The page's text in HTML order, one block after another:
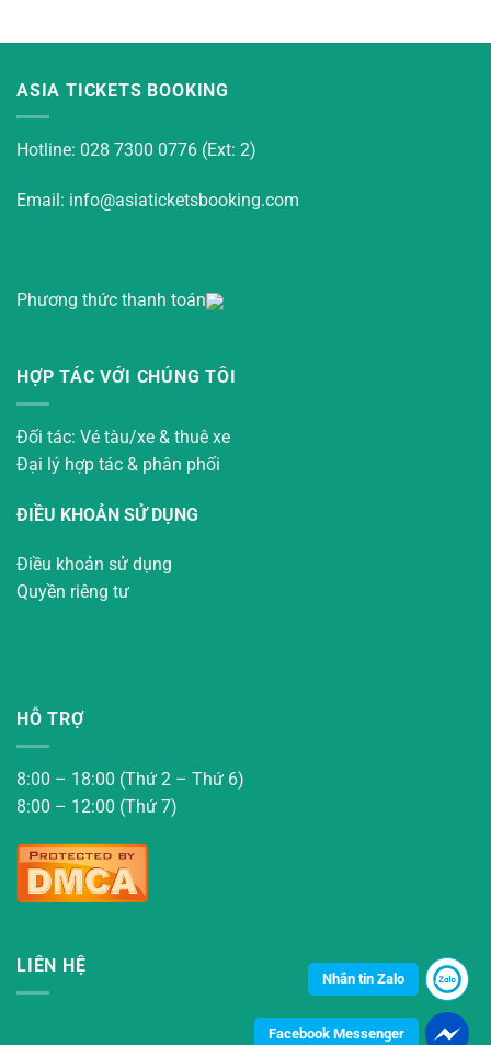
ASIA TICKETS BOOKING
Hotline: 028 7300 0776 (Ext: 2)
Email: info@asiaticketsbooking.com
Phương thức thanh toán
HỢP TÁC VỚI CHÚNG TÔI
Đối tác: Vé tàu/xe & thuê xe
Đại lý hợp tác & phân phối
ĐIỀU KHOẢN SỬ DỤNG
Điều khoản sử dụng
Quyền riêng tư
HỖ TRỢ
8:00 – 18:00 (Thứ 2 – Thứ 6)
8:00 – 12:00 (Thứ 7)
LIÊN HỆ
Nhắn tin Zalo
Facebook Messenger